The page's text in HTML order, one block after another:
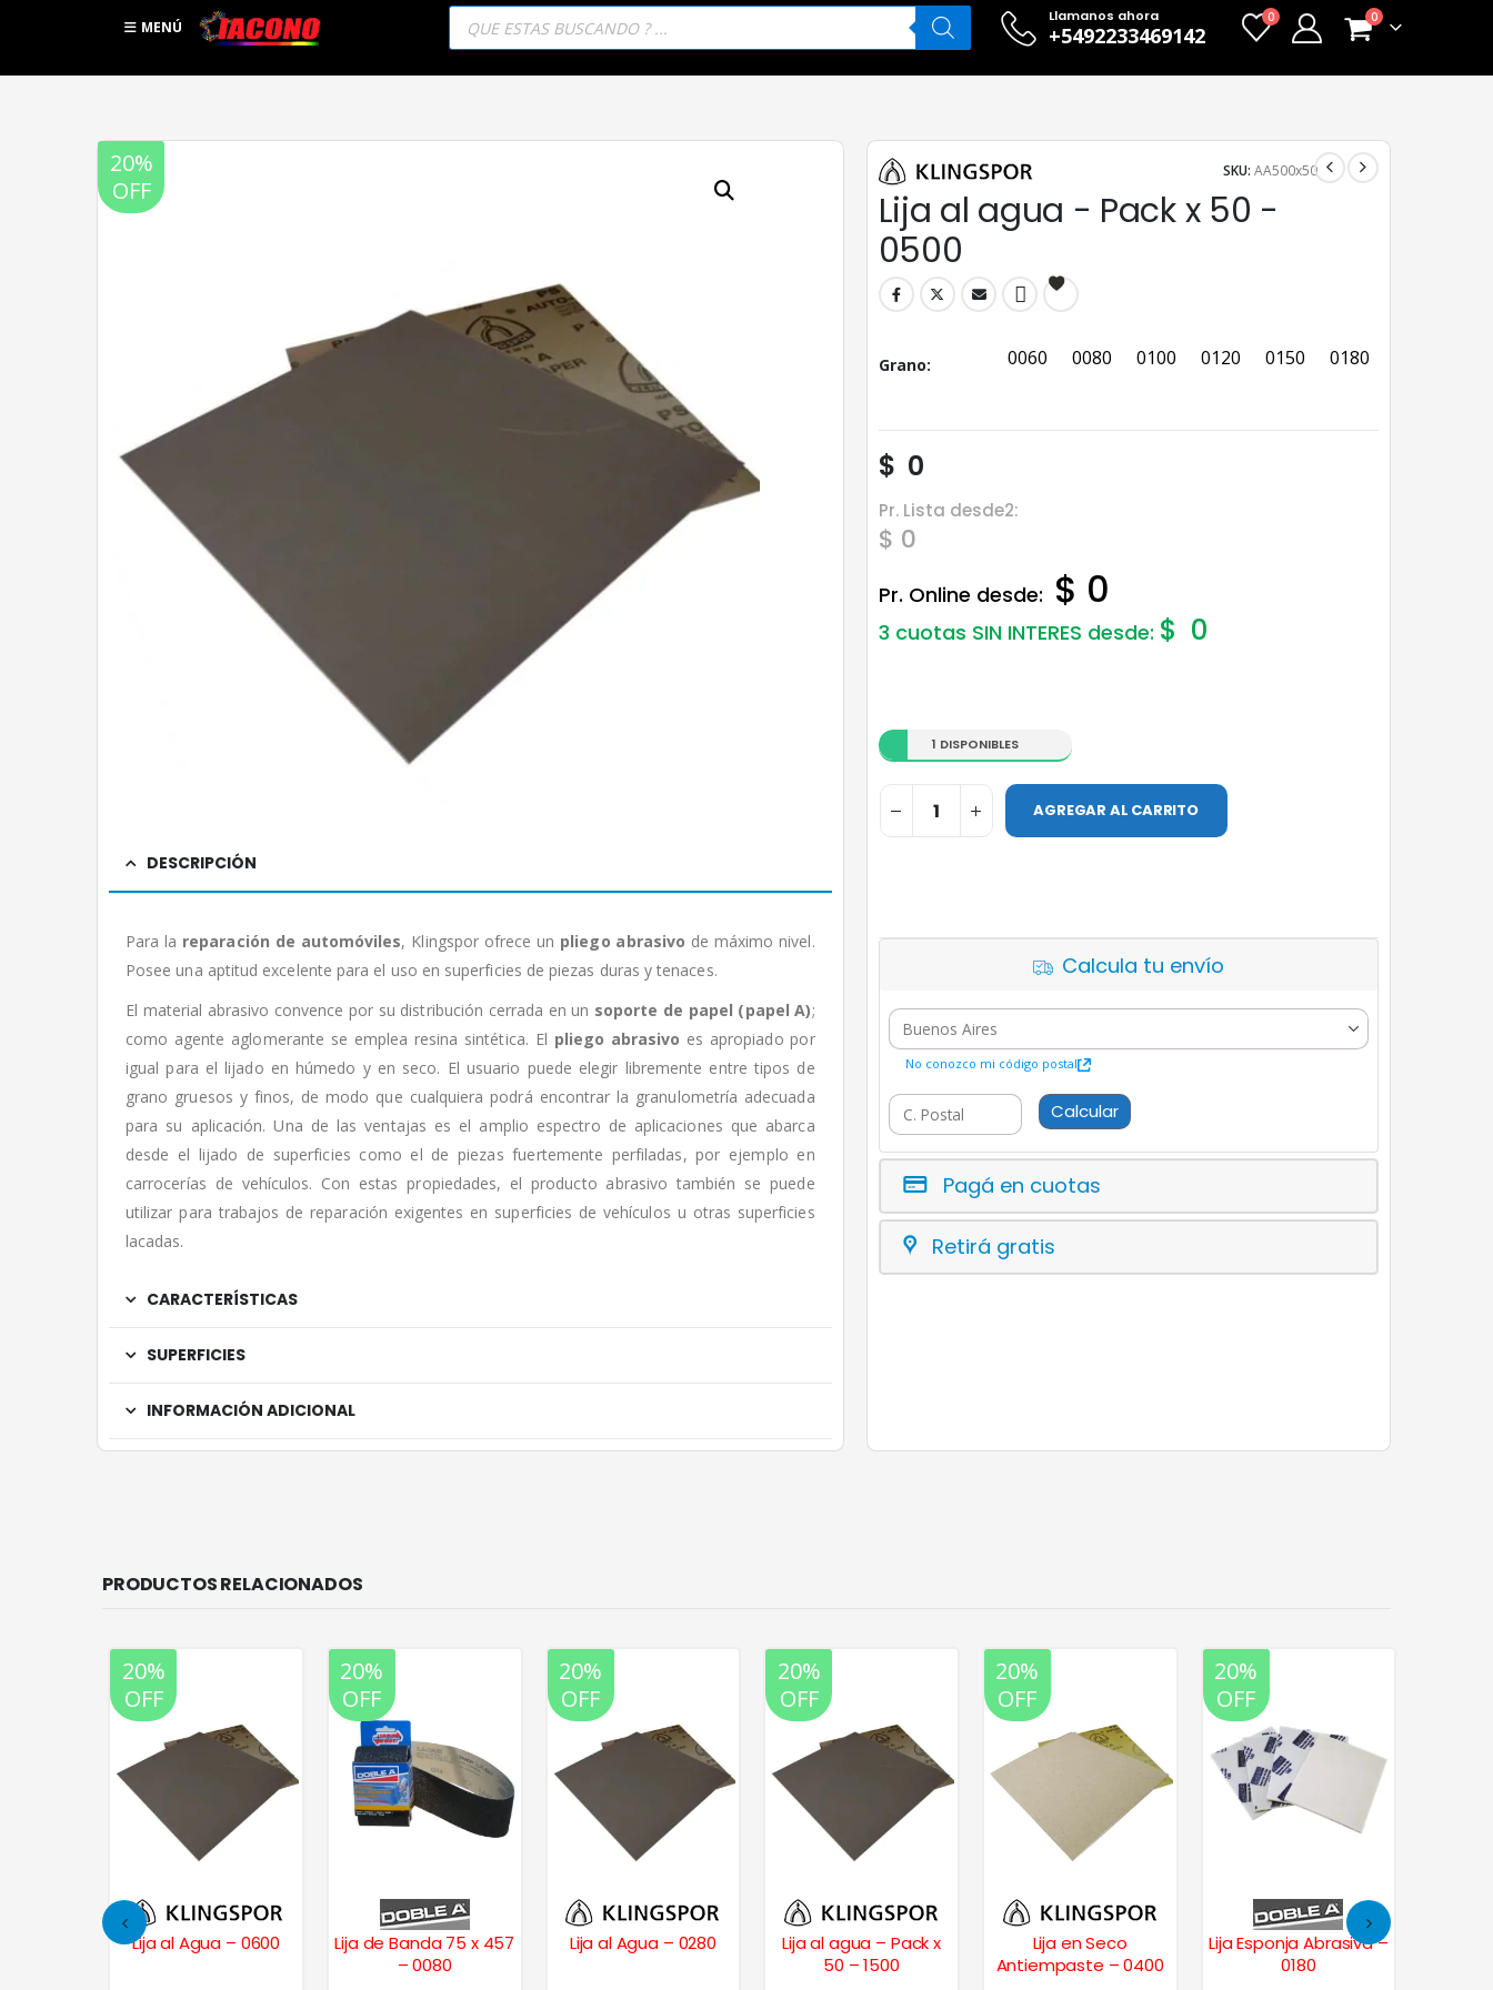
MENÚ
Búsqueda
productos
Llamanos ahora
+5492233469142
0 0
20%
OFF
DESCRIPCIÓN
Para la reparación de automóviles, Klingspor ofrece un pliego abrasivo de máximo nivel.
Posee una aptitud excelente para el uso en superficies de piezas duras y tenaces.
El material abrasivo convence por su distribución cerrada en un soporte de papel (papel A);
como agente aglomerante se emplea resina sintética. El pliego abrasivo es apropiado por
igual para el lijado en húmedo y en seco. El usuario puede elegir libremente entre tipos de
grano gruesos y finos, de modo que cualquiera podrá encontrar la granulometría adecuada
para su aplicación. Una de las ventajas es el amplio espectro de aplicaciones que abarca
desde el lijado de superficies como el de piezas fuertemente perfiladas, por ejemplo en
carrocerías de vehículos. Con estas propiedades, el producto abrasivo también se puede
utilizar para trabajos de reparación exigentes en superficies de vehículos u otras superficies
lacadas.
CARACTERÍSTICAS
SUPERFICIES
INFORMACIÓN ADICIONAL
Lija al agua - Pack x 50 -
0500
SKU: AA500x50
Grano 0060
0060 0080
0080 0100
0100 0120
0120 0150
0150 0180
0180
$ 0
Pr. Lista desde2:
$ 0
Pr. Online desde: $ 0
3 cuotas SIN INTERES desde: $ 0
1 DISPONIBLES
AGREGAR AL CARRITO
Calcula tu envío
No conozco mi código postal
Calcular
Pagá en cuotas
Retirá gratis
PRODUCTOS RELACIONADOS
20%
OFF
Lija al Agua – 0600
20%
OFF
Lija de Banda 75 x 457
– 0080
20%
OFF
Lija al Agua – 0280
20%
OFF
Lija al agua – Pack x
50 – 1500
20%
OFF
Lija en Seco
Antiempaste – 0400
20%
OFF
Lija Esponja Abrasiva –
0180